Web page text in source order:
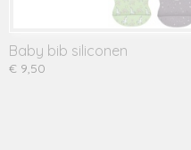
Baby bib siliconen
€ 9,50